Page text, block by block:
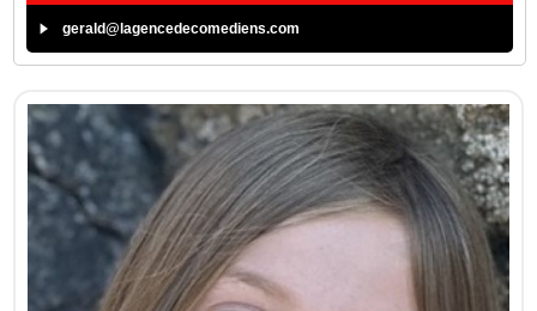
gerald@lagencedecomediens.com